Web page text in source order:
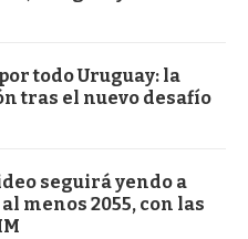
todo Uruguay: la
tras el nuevo desafío
seguirá yendo a
menos 2055, con las